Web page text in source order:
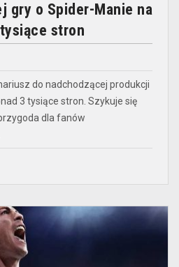
gry o Spider-Manie na
stron
do nadchodzącej produkcji
3 tysiące stron. Szykuje się
dla fanów